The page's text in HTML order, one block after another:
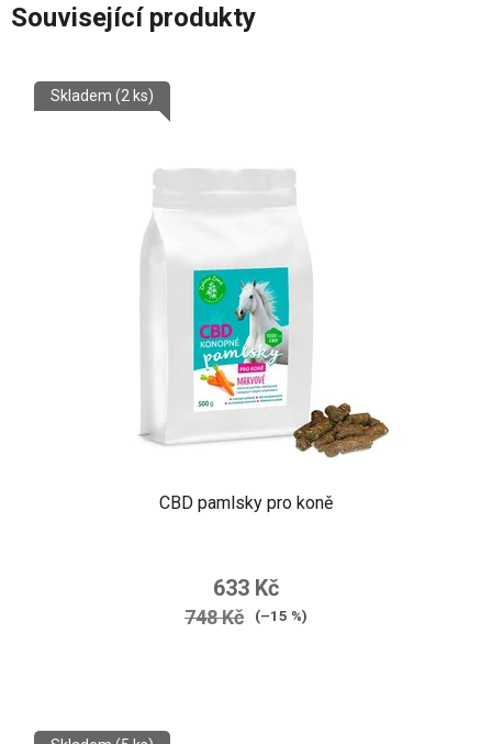
Související produkty
CBD pamlsky pro koně
Skladem (2 ks)
633 Kč
748 Kč (–15 %)